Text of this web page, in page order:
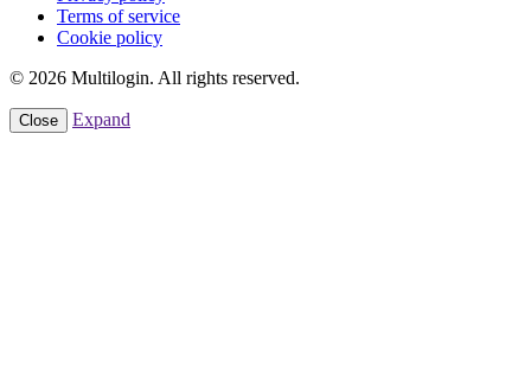
Terms of service
Cookie policy
© 2026 Multilogin. All rights reserved.
Close Expand